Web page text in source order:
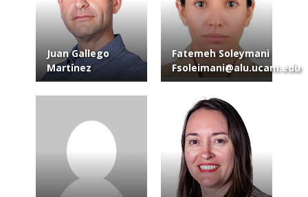
Juan Gallego
Martínez
Fatemeh Soleymani
Fsoleimani@alu.ucam.edu